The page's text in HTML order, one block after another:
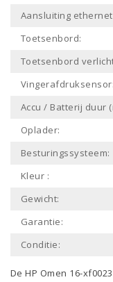
Aansluiting
Toetsenbord:
Toetsenbord
Vingerafdruksensor:
Accu / Batterij duur
Oplader:
Besturingssysteem:
Kleur :
Gewicht:
Garantie:
Conditie:
De HP Omen 16-